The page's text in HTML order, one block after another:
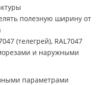
полезную ширину от
(телегрей), RAL7047
и наружными
параметрами